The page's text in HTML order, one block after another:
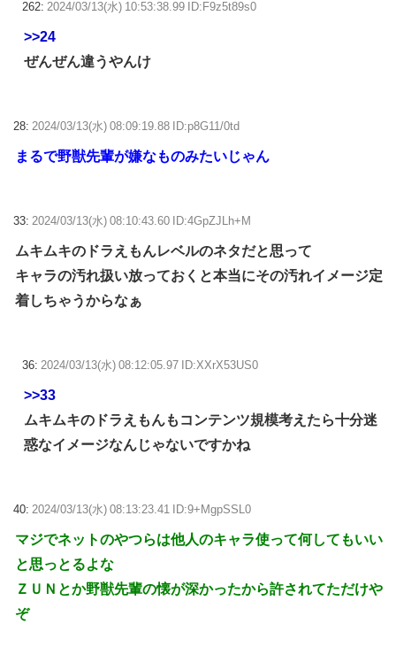
262: 2024/03/13(水) 10:53:38.99 ID:F9z5t89s0
>>24
ぜんぜん違うやんけ
28: 2024/03/13(水) 08:09:19.88 ID:p8G11/0td
まるで野獣先輩が嫌なものみたいじゃん
33: 2024/03/13(水) 08:10:43.60 ID:4GpZJLh+M
ムキムキのドラえもんレベルのネタだと思って
キャラの汚れ扱い放っておくと本当にその汚れイメージ定
着しちゃうからなぁ
36: 2024/03/13(水) 08:12:05.97 ID:XXrX53US0
>>33
ムキムキのドラえもんもコンテンツ規模考えたら十分迷
惑なイメージなんじゃないですかね
40: 2024/03/13(水) 08:13:23.41 ID:9+MgpSSL0
マジでネットのやつらは他人のキャラ使って何してもいい
と思っとるよな
ＺＵＮとか野獣先輩の懐が深かったから許されてただけや
ぞ